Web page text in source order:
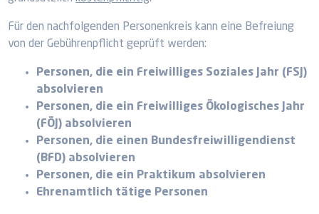
Für den nachfolgenden Personenkreis kann eine Befreiung
von der Gebührenpflicht geprüft werden:
Personen, die ein Freiwilliges Soziales Jahr (FSJ)
absolvieren
Personen, die ein Freiwilliges Ökologisches Jahr
(FÖJ) absolvieren
Personen, die einen Bundesfreiwilligendienst
(BFD) absolvieren
Personen, die ein Praktikum absolvieren
Ehrenamtlich tätige Personen